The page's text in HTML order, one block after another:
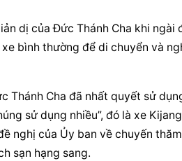
dị của Đức Thánh Cha khi ngài
bình thường để di chuyển và
Thánh Cha đã nhất quyết sử
sử dụng nhiều”, đó là xe Kijang
nghị của Ủy ban về chuyến thăm
sạn hạng sang.